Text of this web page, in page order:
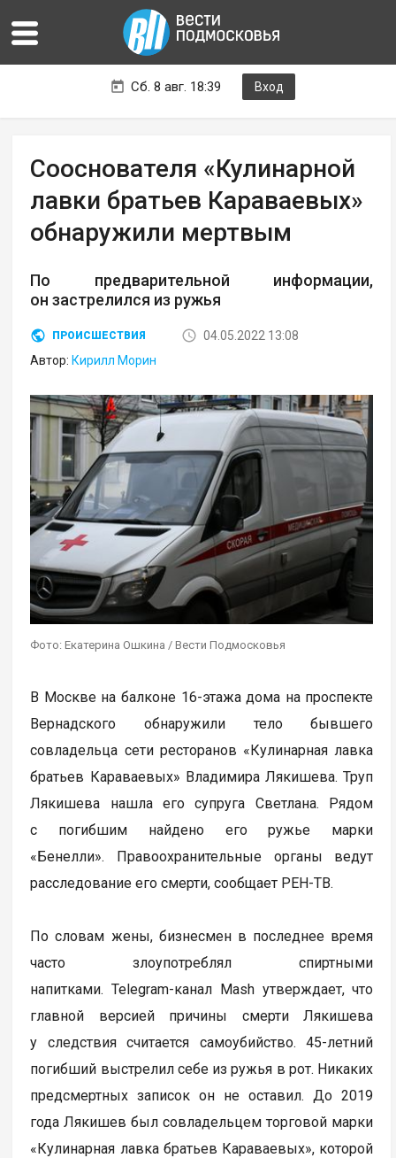
Сб. 8 авг. 18:39 Вход
Сооснователя «Кулинарной
лавки братьев Караваевых»
обнаружили мертвым
По предварительной информации,
он застрелился из ружья
ПРОИСШЕСТВИЯ
04.05.2022 13:08
Автор: Кирилл Морин
Фото: Екатерина Ошкина / Вести Подмосковья
В Москве на балконе 16-этажа дома на проспекте
Вернадского обнаружили тело бывшего
совладельца сети ресторанов «Кулинарная лавка
братьев Караваевых» Владимира Лякишева. Труп
Лякишева нашла его супруга Светлана. Рядом
с погибшим найдено его ружье марки
«Бенелли». Правоохранительные органы ведут
расследование его смерти, сообщает РЕН-ТВ.
По словам жены, бизнесмен в последнее время
часто злоупотреблял спиртными
напитками. Telegram-канал Mash утверждает, что
главной версией причины смерти Лякишева
у следствия считается самоубийство. 45-летний
погибший выстрелил себе из ружья в рот. Никаких
предсмертных записок он не оставил. До 2019
года Лякишев был совладельцем торговой марки
«Кулинарная лавка братьев Караваевых», которой